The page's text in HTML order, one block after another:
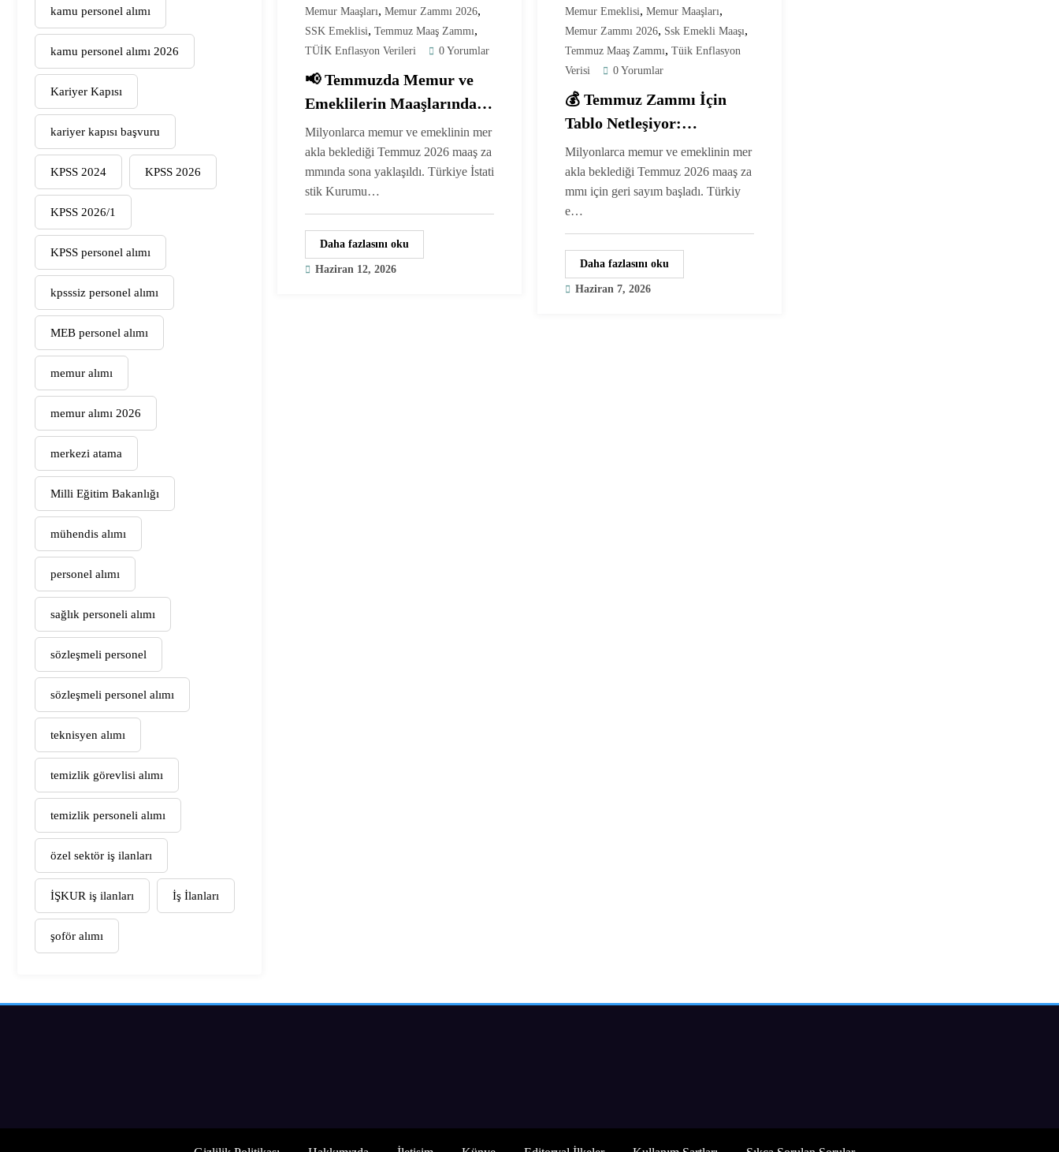
kamu personel alımı
kamu personel alımı 2026
Kariyer Kapısı
kariyer kapısı başvuru
KPSS 2024 KPSS 2026
KPSS 2026/1
KPSS personel alımı
kpsssiz personel alımı
MEB personel alımı
memur alımı
memur alımı 2026
merkezi atama
Milli Eğitim Bakanlığı
mühendis alımı
personel alımı
sağlık personeli alımı
sözleşmeli personel
sözleşmeli personel alımı
teknisyen alımı
temizlik görevlisi alımı
temizlik personeli alımı
özel sektör iş ilanları
İŞKUR iş ilanları İş İlanları
şoför alımı
Memur Maaşları, Memur Zammı 2026,
SSK Emeklisi, Temmuz Maaş Zammı,
TÜİK Enflasyon Verileri 0 Yorumlar
📢 Temmuzda Memur ve
Emeklilerin Maaşlarında
Ne Kadar Artış Olacak?
Milyonlarca memur ve emeklinin mer
akla beklediği Temmuz 2026 maaş za
mmında sona yaklaşıldı. Türkiye İstati
stik Kurumu…
Daha fazlasını oku
Haziran 12, 2026
Memur Emeklisi, Memur Maaşları,
Memur Zammı 2026, Ssk Emekli Maaşı,
Temmuz Maaş Zammı, Tüik Enflasyon
Verisi
0 Yorumlar
💰 Temmuz Zammı İçin
Tablo Netleşiyor:
Memurlara 8.862 TL,
Emeklilere 3.672 TL’ye
Kadar Artış Bekleniyor
Milyonlarca memur ve emeklinin mer
akla beklediği Temmuz 2026 maaş za
mmı için geri sayım başladı. Türkiy
e…
Daha fazlasını oku
Haziran 7, 2026